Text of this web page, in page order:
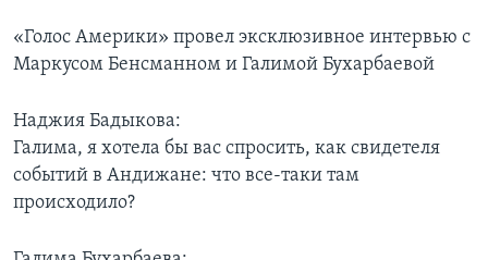
Языки
«Голос Америки» провел эксклюзивное интервью с
Маркусом Бенсманном и Галимой Бухарбаевой
Наджия Бадыкова:
Галима, я хотела бы вас спросить, как свидетеля
событий в Андижане: что все-таки там
происходило?